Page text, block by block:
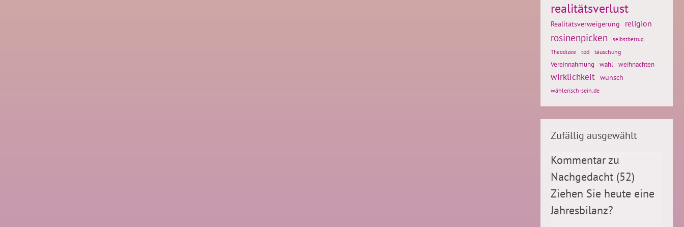
realitätsverlust
Realitätsverweigerung religion
rosinenpicken
selbstbetrug
Theodizee
tod täuschung
Vereinnahmung wahl weihnachten
wirklichkeit wunsch
wählerisch-sein.de
Zufällig ausgewählt
Kommentar zu
Nachgedacht (52)
Ziehen Sie heute eine
Jahresbilanz?